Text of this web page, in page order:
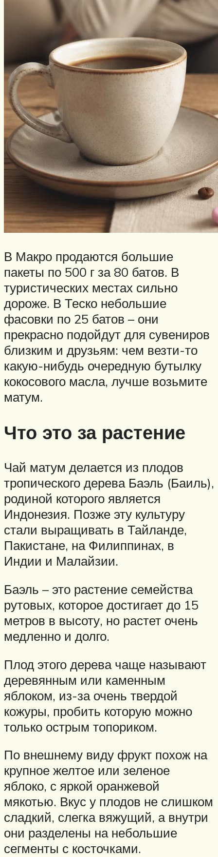
В Макро продаются большие
пакеты по 500 г за 80 батов. В
туристических местах сильно
дороже. В Теско небольшие
фасовки по 25 батов – они
прекрасно подойдут для сувениров
близким и друзьям: чем везти-то
какую-нибудь очередную бутылку
кокосового масла, лучше возьмите
матум.
Что это за растение
Чай матум делается из плодов
тропического дерева Баэль (Баиль),
родиной которого является
Индонезия. Позже эту культуру
стали выращивать в Тайланде,
Пакистане, на Филиппинах, в
Индии и Малайзии.
Баэль – это растение семейства
рутовых, которое достигает до 15
метров в высоту, но растет очень
медленно и долго.
Плод этого дерева чаще называют
деревянным или каменным
яблоком, из-за очень твердой
кожуры, пробить которую можно
только острым топориком.
По внешнему виду фрукт похож на
крупное желтое или зеленое
яблоко, с яркой оранжевой
мякотью. Вкус у плодов не слишком
сладкий, слегка вяжущий, а внутри
они разделены на небольшие
сегменты с косточками.